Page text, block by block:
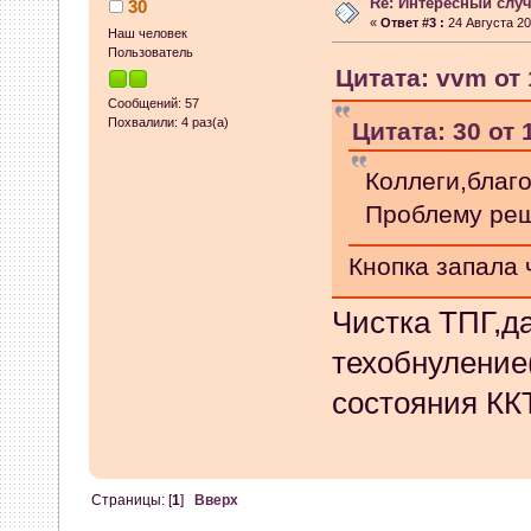
копировании f67.con на
после этого нет никакой
сделать? Спасибо.
02 Апреля 2026, 11:50:40
День добрый! на
02 Февраля 2026, 11:59:41
Как понимаю надо
архиве. https://www.ss-
MIKHAIL_B
30
Наш человек
Пользователь
Сообщений: 57
Похвалили: 4 раз(а)
«Ответ #3 : 24 Августа
Цитата: vvm от
Цитата: 30 от
Проблему
Кнопка запала
Чистка
состояния
Страницы: [1] Вверх